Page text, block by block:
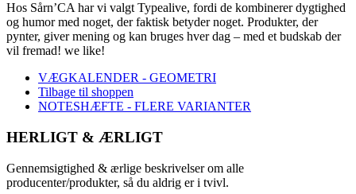
Hos Sårn’CA har vi valgt Typealive, fordi de kombinerer dygtighed
og humor med noget, der faktisk betyder noget. Produkter, der
pynter, giver mening og kan bruges hver dag – med et budskab der
vil fremad! we like!
VÆGKALENDER - GEOMETRI
Tilbage til shoppen
NOTESHÆFTE - FLERE VARIANTER
HERLIGT & ÆRLIGT
Gennemsigtighed & ærlige beskrivelser om alle
producenter/produkter, så du aldrig er i tvivl.